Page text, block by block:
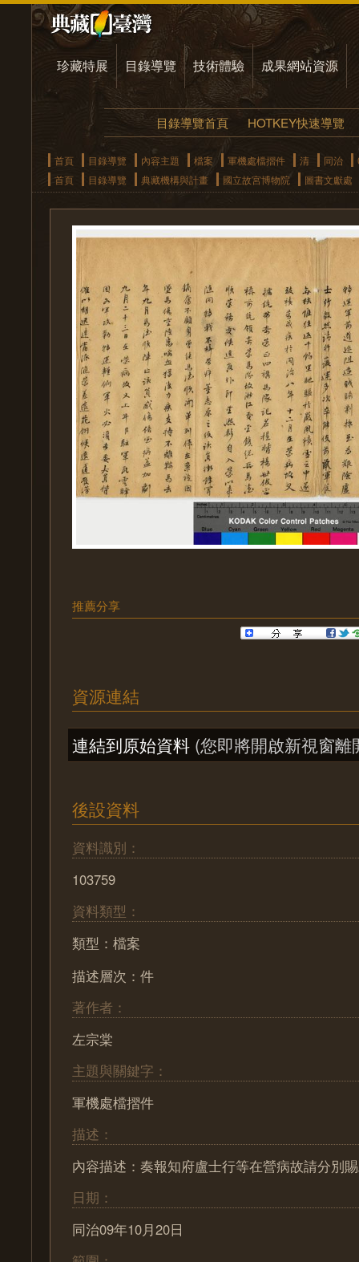
珍藏特展 目錄導覽 技術體驗 成果網站資源
目錄導覽首頁 HOTKEY快速導覽
首頁 目錄導覽 內容主題 檔案 軍機處檔摺件 清 同治
首頁
目錄導覽 典藏機構與計畫 國立故宮博物院 圖書文獻處
推薦分享
資源連結
連結到原始資料 (您即將開啟新視窗離
後設資料
資料識別：
103759
資料類型：
類型：檔案
描述層次：件
著作者：
左宗棠
主題與關鍵字：
軍機處檔摺件
描述：
內容描述：奏報知府盧士行等在營病故請分別
日期：
同治09年10月20日